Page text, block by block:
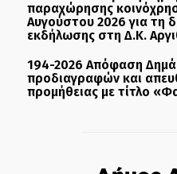
παραχώρησης
Αυγούστου 2026 για τη
εκδήλωσης στη Δ.Κ.
194-2026 Απόφαση
προδιαγραφών και
προμήθειας με τίτλο